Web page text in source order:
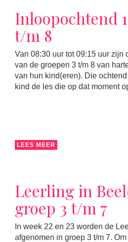
Inloopochtend
t/m 8
Van 08:30 uur tot 09:15 uur zijn
van de groepen 3 t/m 8 van
van hun kind(eren). Die
kind de les die op dat moment
LEES MEER
Leerling in
groep 3 t/m 7
In week 22 en 23 worden de
afgenomen in groep 3 t/m 7.